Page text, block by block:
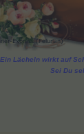
Ein Lächeln wirkt auf
Sei Du